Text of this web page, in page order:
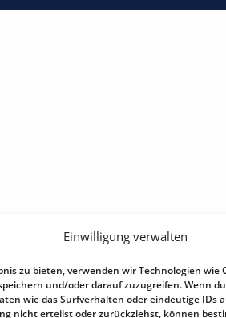
Einwilligung verwalten
zu bieten, verwenden wir Technologien wie
und/oder darauf zuzugreifen. Wenn
wie das Surfverhalten oder eindeutige IDs
nicht erteilst oder zurückziehst, können